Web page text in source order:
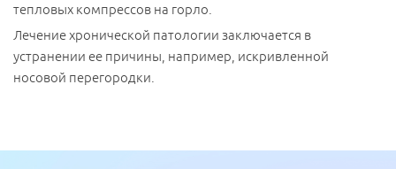
тепловых компрессов на горло.
Лечение хронической патологии заключается в
устранении ее причины, например, искривленной
носовой перегородки.